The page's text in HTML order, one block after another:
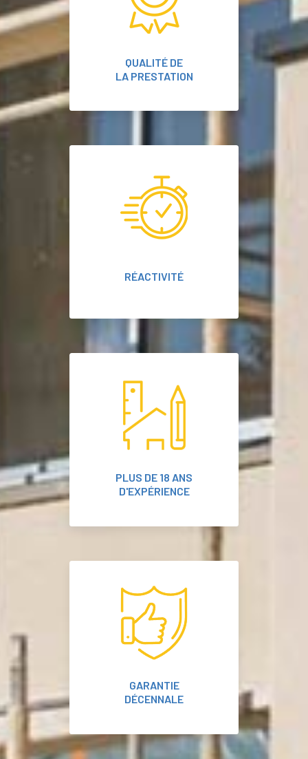
QUALITÉ DE
LA PRESTATION
RÉACTIVITÉ
PLUS DE 18 ANS
D'EXPÉRIENCE
GARANTIE
DÉCENNALE